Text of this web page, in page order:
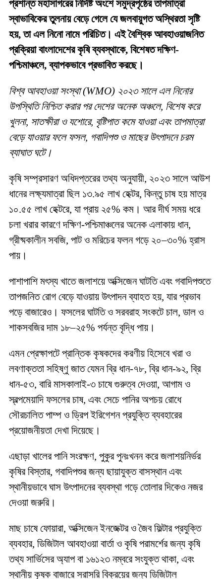
প্রশান্ত মহাসাগরের নির্দিষ্ট অংশে সমুদ্রপৃষ্ঠের তাপমাত্রা
স্বাভাবিকের তুলনায় বেড়ে গেলে যে জলবায়ুগত অস্থিরতা সৃষ্টি
হয়, তা এল নিনো নামে পরিচিত। এই বৈশ্বিক আবহাওয়াজনিত
প্রক্রিয়া বাংলাদেশের কৃষি ব্যবস্থাকে, বিশেষত দক্ষিণ-
পশ্চিমাঞ্চলে, ব্যাপকভাবে প্রভাবিত করছে।
বিশ্ব আবহাওয়া সংস্থা (WMO) ২০২৩ সালে এল নিনোর
উপস্থিতি নিশ্চিত করার পর দেশের অনেক অঞ্চলে, বিশেষ করে
খুলনা, সাতক্ষীরা ও যশোরে, বৃষ্টিপাত কমে যাওয়া এবং তাপমাত্রা
বেড়ে যাওয়ার ফলে ফসল, গবাদিপশু ও মাছের উৎপাদনে চরম
ব্যাঘাত ঘটে।
কৃষি সম্প্রসারণ অধিদপ্তরের তথ্য অনুযায়ী, ২০২৩ সালে আউশ
ধানের লক্ষ্যমাত্রা ছিল ১৩.৯৫ লাখ হেক্টর, কিন্তু চাষ হয় মাত্র
১০.৫৫ লাখ হেক্টরে, যা প্রায় ২৫% কম। আর দীর্ঘ সময় ধরে
চলা খরার কারণে দক্ষিণ-পশ্চিমাঞ্চলের অনেক এলাকায় ধান,
গ্রীষ্মকালীন সবজি, পাট ও মরিচের ফলন গড়ে ২০–৩০% হ্রাস
পায়।
পাশাপাশি মৎস্য খাতে জলাশয়ে অক্সিজেন ঘাটতি এবং গবাদিপশুতে
তাপজনিত রোগ বেড়ে যাওয়ায় উৎপাদন ব্যাহত হয়, যার প্রভাব
পড়ে বাজারেও। ফসলের ঘাটতি ও সরবরাহ সংকটে চাল, ডাল ও
শাকসবজির দাম ১৮–২৫% পর্যন্ত বৃদ্ধি পায়।
এমন প্রেক্ষাপটে প্রান্তিক কৃষকদের করণীয় হিসেবে খরা ও
লবণাক্ততা সহিষ্ণু জাত যেমন ব্রি ধান-৭৮, ব্রি ধান-৯২, ব্রি
ধান-৫৩, বারি মাসকালাই-৩ চাষে গুরুত্ব দেওয়া, আগাম ও
স্বল্পমেয়াদি ফসলের চাষ, এবং সেচে পানির অপচয় রোধে
সৌরচালিত পাম্প ও ড্রিপ ইরিগেশন প্রযুক্তি ব্যবহারের
প্রয়োজনীয়তা দেখা দিয়েছে।
এছাড়া খালের পানি সংরক্ষণ, পুকুর পুনঃখনন করে জলাশয়নির্ভর
কৃষির বিস্তার, গবাদিপশুর জন্য ছায়াযুক্ত বাসস্থান এবং
স্থানীয়ভাবে ঘাস উৎপাদনের ব্যবস্থা গড়ে তোলার দিকেও নজর
দেওয়া জরুরি।
মাছ চাষে ফোয়ারা, অক্সিজেন ইনজেক্টর ও জৈব ফিল্টার প্রযুক্তি
ব্যবহার, ডিজিটাল আবহাওয়া বার্তা ও কৃষি পরামর্শের জন্য কৃষি
তথ্য সার্ভিসের অ্যাপ বা ১৬১২৩ নম্বরে সংযুক্ত থাকা, এবং
স্থানীয় কৃষক বাজারে সরাসরি বিক্রয়ের জন্য ডিজিটাল